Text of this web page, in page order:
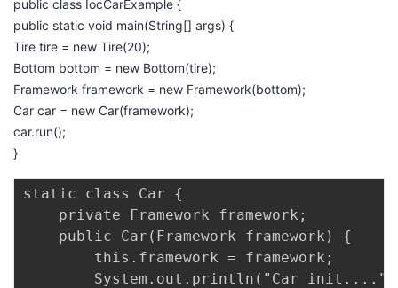
public class IocCarExample {
public static void main(String[] args) {
Tire tire = new Tire(20);
Bottom bottom = new Bottom(tire);
Framework framework = new Framework(bottom);
Car car = new Car(framework);
car.run();
}
static class Car {
    private Framework framework;
    public Car(Framework framework) {
        this.framework = framework;
System.out.println("Car